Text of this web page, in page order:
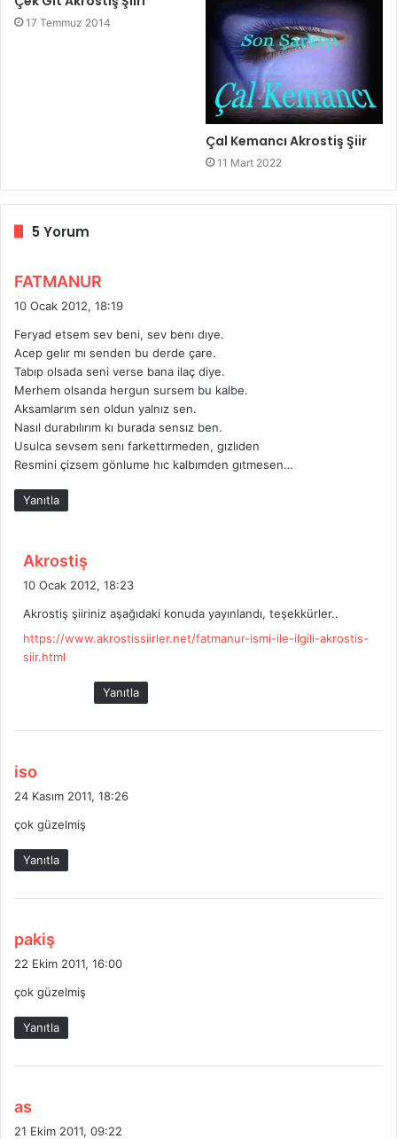
17 Temmuz 2014
Çal Kemancı Akrostiş Şiir
11 Mart 2022
5 Yorum
FATMANUR
i
k
i
10 Ocak 2012, 18:19
Feryad etsem sev beni, sev benı dıye.
Acep gelır mı senden bu derde çare.
Tabıp olsada seni verse bana ilaç diye.
Merhem olsanda hergun sursem bu kalbe.
Aksamlarım sen oldun yalnız sen.
Nasıl durabılırım kı burada sensız ben.
Usulca sevsem senı farkettırmeden, gızlıden
Resmini çizsem gönlume hıc kalbımden gıtmesen…
Yanıtla
Akrostiş
i
k
10 Ocak 2012, 18:23
Akrostiş şiiriniz aşağıdaki konuda yayınlandı, teşekkürler..
https://www.akrostissiirler.net/fatmanur-ismi-ile-ilgili-akrostis-
siir.html
Yanıtla
iso
i
k
i
24 Kasım 2011, 18:26
çok güzelmiş
Yanıtla
pakiş
i
k
i
22 Ekim 2011, 16:00
çok güzelmiş
Yanıtla
as
21 Ekim 2011, 09:22